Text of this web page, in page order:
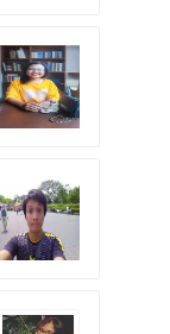
K.Pla
K.GOLF